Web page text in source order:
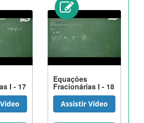
I - 17
Equações
Fracionárias I - 18
Assistir Vídeo